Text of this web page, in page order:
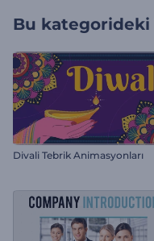
Bu kategorideki
Divali Tebrik Animasyonları